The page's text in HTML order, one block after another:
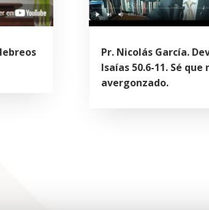
Pr. Nicolás García.
Isaías 50.6-11. Sé que
avergonzado.